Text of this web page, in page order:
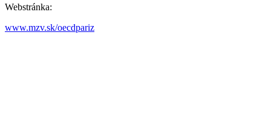
Webstránka:
www.mzv.sk/oecdpariz